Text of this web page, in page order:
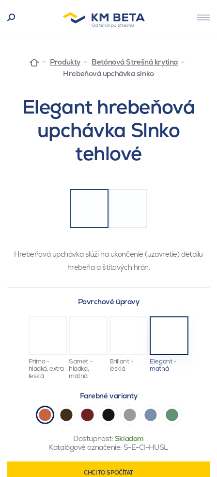
Produkty
Betónová Strešná krytina
Hrebeňová upchávka slnko
Elegant hrebeňová
upchávka Slnko
tehlové
Hrebeňová upchávka slúži na ukončenie (uzavretie) detailu
hrebeňa a štítových hrán.
Povrchové úpravy
Prima -
hladká, extra
lesklá
Samet -
hladká,
matná
Briliant -
lesklá
Elegant -
matná
Farebné varianty
Dostupnosť:Skladom
Katalógové označenie: S-E-CI-HUSL
CHCI TO SPOČÍTAT